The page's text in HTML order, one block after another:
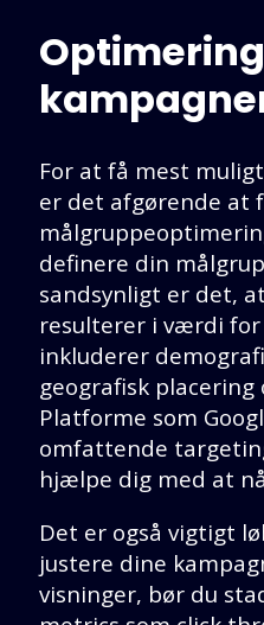
For at få mest
er det afgørende at
definere din
sandsynligt er det,
resulterer i værdi
inkluderer
geografisk
Platforme som
omfattende
hjælpe dig med at
Det er også vigtigt
justere dine
visninger, bør du